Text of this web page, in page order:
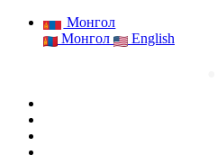
Монгол
Монгол
English